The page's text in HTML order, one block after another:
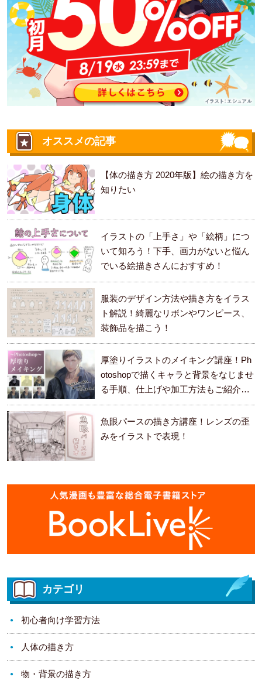
オススメの記事
【体の描き方 2020年版】絵の描き方を
知りたい
イラストの「上手さ」や「絵柄」につ
いて知ろう！下手、画力がないと悩ん
でいる絵描きさんにおすすめ！
服装のデザイン方法や描き方をイラス
ト解説！綺麗なリボンやワンピース、
装飾品を描こう！
厚塗りイラストのメイキング講座！Ph
otoshopで描くキャラと背景をなじませ
る手順、仕上げや加工方法もご紹介し
ます。
魚眼パースの描き方講座！レンズの歪
みをイラストで表現！
カテゴリ
初心者向け学習方法
人体の描き方
物・背景の描き方